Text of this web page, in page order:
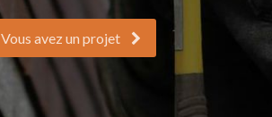
Vous avez un projet